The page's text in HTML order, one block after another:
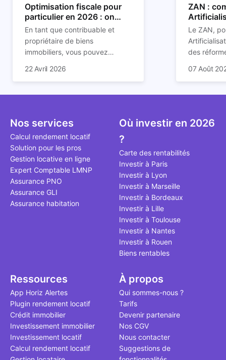
Optimisation fiscale pour
particulier en 2026 : on
vous explique tout
En tant que contribuable et
propriétaire de biens
immobiliers, vous pouvez
imposition en optimisant votre
nombreuses méthodes légales
toutes les explications dans
notre article.
22 Avril 2026
ZAN :
son
Le ZAN,
des
des
et de la
bâtis.
plus mal
bien que
décrivent
le point à
07 Août
Nos services
Calcul rendement locatif
Solution pour les pros
Gestion locative en ligne
Expert Comptable LMNP
Assurance PNO
Assurance GLI
Assurance habitation
Où investir en 2026
?
Carte des rentabilités
Investir à Paris
Investir à Lyon
Investir à Marseille
Investir à Bordeaux
Investir à Lille
Investir à Toulouse
Investir à Nantes
Investir à Rouen
Biens rentables
Ressources
App Horiz Alertes
Plugin rendement locatif
Crédit immobilier
Investissement immobilier
Investissement locatif
Calcul rendement locatif
À propos
Qui sommes-nous ?
Tarifs
Devenir partenaire
Nos CGV
Nous contacter
Suggestions de